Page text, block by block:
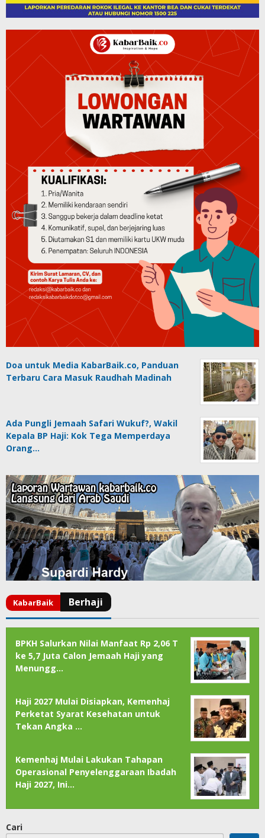
Doa untuk Media KabarBaik.co, Panduan
Terbaru Cara Masuk Raudhah Madinah
Ada Pungli Jemaah Safari Wukuf?, Wakil
Kepala BP Haji: Kok Tega Memperdaya
Orang…
BPKH Salurkan Nilai Manfaat Rp 2,06 T
ke 5,7 Juta Calon Jemaah Haji yang
Menungg…
Haji 2027 Mulai Disiapkan, Kemenhaj
Perketat Syarat Kesehatan untuk
Tekan Angka …
Kemenhaj Mulai Lakukan Tahapan
Operasional Penyelenggaraan Ibadah
Haji 2027, Ini…
Cari